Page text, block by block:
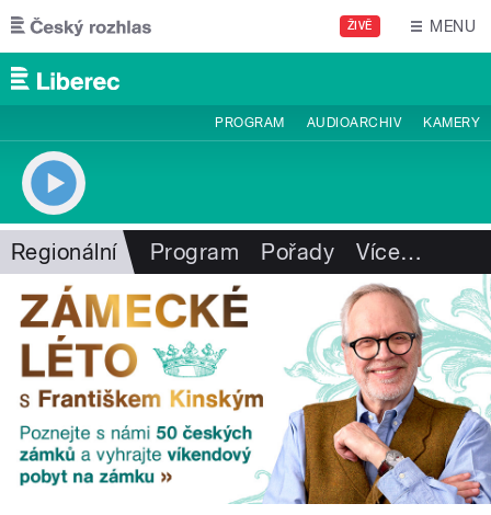
Přejít k hlavnímu obsahu
ŽIVĚ MENU
PROGRAM AUDIOARCHIV KAMERY
Regionální Program Pořady Více…